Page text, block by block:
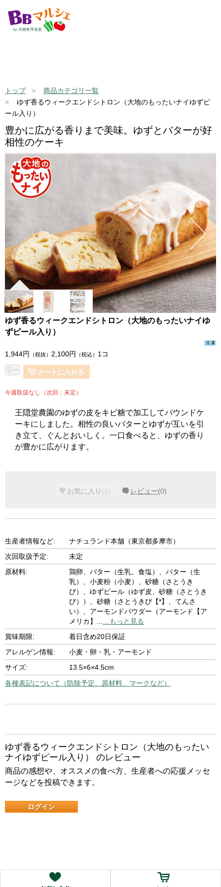
トップ
商品カテゴリ一覧
ゆず香るウィークエンドシトロン（大地のもったいナイゆずピ
ール入り）
豊かに広がる香りまで美味。ゆずとバターが好
相性のケーキ
ゆず香るウィークエンドシトロン（大地のもったいナイゆ
ずピール入り）
冷凍
1,944円 （税抜） 2,100円 （税込） 1コ
カートに入れる
今週取扱なし（次回：未定）
王隠堂農園のゆずの皮をキビ糖で加工してパウンドケ
ーキにしました。相性の良いバターとゆずが互いを引
き立て、ぐんとおいしく。一口食べると、ゆずの香り
が豊かに広がります。
お気に入り (1 ) レビュー(0)
生産者情報など:
ナチュランド本舗（東京都多摩市）
次回取扱予定:
未定
原材料:
鶏卵、バター（生乳、食塩）、バター（生
乳）、小麦粉（小麦）、砂糖（さとうき
び）、ゆずピール（ゆず皮、砂糖（さとうき
び））、砂糖（さとうきび【*】、てんさ
い）、アーモンドパウダー（アーモンド【ア
メリカ】
…もっと見る
賞味期限:
着日含め20日保証
アレルゲン情報:
小麦・卵・乳・アーモンド
サイズ:
13.5×6×4.5cm
各種表記について（防除予定、原材料、マークなど）
ゆず香るウィークエンドシトロン（大地のもったい
ナイゆずピール入り） のレビュー
商品の感想や、オススメの食べ方、生産者への応援メッセ
ージなどを投稿できます。
ログイン